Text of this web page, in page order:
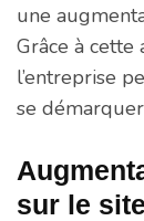
une
Grâce à cette
l’entreprise
se
sur le